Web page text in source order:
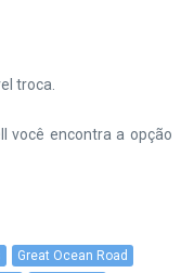
troca.
você encontra a opção
Great Ocean Road